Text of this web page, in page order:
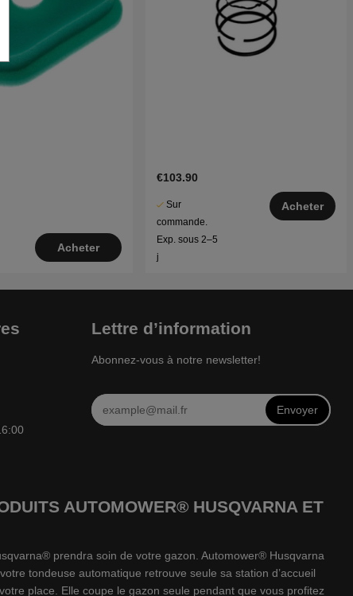
Acheter
€103.90
Sur
commande.
Exp. sous 2–5
j
Acheter
Lettre d’information
Abonnez-vous à notre newsletter!
Envoyer
AUTOMOWER® HUSQVARNA ET
prendra soin de votre gazon. Automower® Husqvarna
tondeuse automatique retrouve seule sa station d’accueil
place. Elle coupe le gazon seule pendant que vous profitez